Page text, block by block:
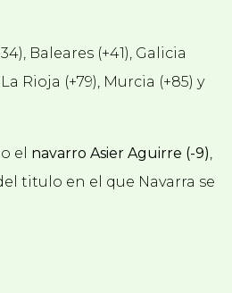
Baleares (+41), Galicia
Rioja (+79), Murcia (+85) y
el navarro Asier Aguirre (-9)
titulo en el que Navarra se